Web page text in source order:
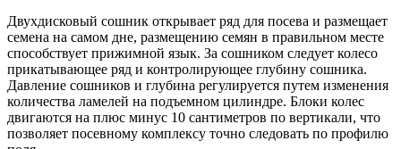
Двухдисковый сошник открывает ряд для посева и размещает
семена на самом дне, размещению семян в правильном месте
способствует прижимной язык. За сошником следует колесо
прикатывающее ряд и контролирующее глубину сошника.
Давление сошников и глубина регулируется путем изменения
количества ламелей на подъемном цилиндре. Блоки колес
двигаются на плюс минус 10 сантиметров по вертикали, что
позволяет посевному комплексу точно следовать по профилю